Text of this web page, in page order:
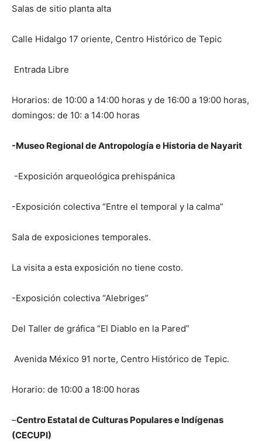
Salas de sitio planta alta
Calle Hidalgo 17 oriente, Centro Histórico de Tepic
Entrada Libre
Horarios: de 10:00 a 14:00 horas y de 16:00 a 19:00 horas,
domingos: de 10: a 14:00 horas
-Museo Regional de Antropología e Historia de Nayarit
-Exposición arqueológica prehispánica
-Exposición colectiva “Entre el temporal y la calma”
Sala de exposiciones temporales.
La visita a esta exposición no tiene costo.
-Exposición colectiva “Alebriges”
Del Taller de gráfica “El Diablo en la Pared”
Avenida México 91 norte, Centro Histórico de Tepic.
Horario: de 10:00 a 18:00 horas
–Centro Estatal de Culturas Populares e Indígenas
(CECUPI)